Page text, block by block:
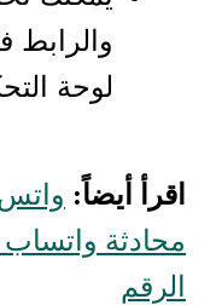
لوحة
اقرأ أيضاً:
محادثة
الرقم